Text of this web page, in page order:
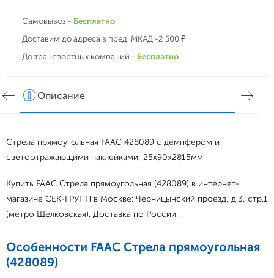
Самовывоз - Бесплатно
Доставим до адреса в пред. МКАД -2 500 ₽
До транспортных компаний - Бесплатно
Описание
Стрела прямоугольная FAAC 428089 с демпфером и
светоотражающими наклейками, 25х90х2815мм
Купить FAAC Стрела прямоугольная (428089) в интернет-
магазине СЕК-ГРУПП в Москве: Черницынский проезд, д.3, стр.1
(метро Щелковская). Доставка по России.
Особенности FAAC Стрела прямоугольная
(428089)